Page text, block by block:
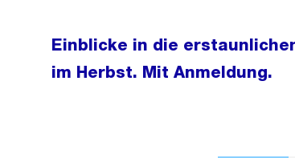
Einblicke in die
im Herbst. Mit Anmeldung.